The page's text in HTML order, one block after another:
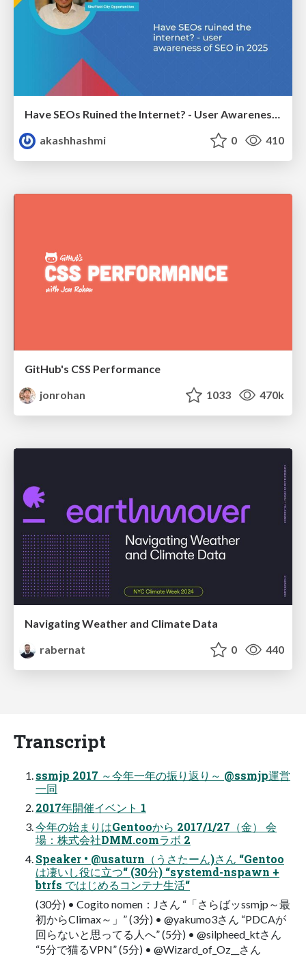
akashhashmi
0 410
GitHub's CSS Performance
jonrohan
1033 470k
Navigating Weather and Climate Data
rabernat
0 440
Transcript
ssmjp 2017 ～今年一年の振り返り～ @ssmjp運営
一同
2017年開催イベント 1
今年の始まりはGentooから 2017/1/27（金） 会
場：株式会社DMM.comラボ 2
Speaker • @usaturn（うさたーん)さん “Gentoo
は凄いし役に立つ“ (30分) “systemd-nspawn +
btrfs ではじめるコンテナ生活“
(30分) • Cogito nomen：Jさん “「さらばッssmjp～最
初からClimax～」” (3分) • @yakumo3さん “PDCAが
回らないと思ってる人へ” (5分) • @silpheed_ktさん
“5分で猫るVPN” (5分) • @Wizard_of_Oz__さん